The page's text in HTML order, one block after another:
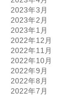
2023年3月
2023年2月
2023年1月
2022年12月
2022年11月
2022年10月
2022年9月
2022年8月
2022年7月